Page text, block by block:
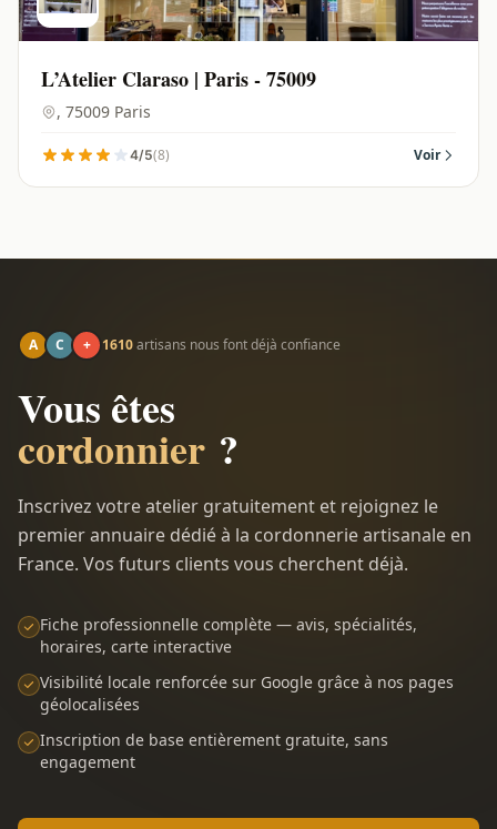
L’Atelier Claraso | Paris - 75009
, 75009 Paris
4/5(8) Voir
A C + 1610artisans nous font déjà confiance
Vous êtes
cordonnier ?
Inscrivez votre atelier gratuitement et rejoignez le
premier annuaire dédié à la cordonnerie artisanale en
France. Vos futurs clients vous cherchent déjà.
Fiche professionnelle complète — avis, spécialités,
horaires, carte interactive
Visibilité locale renforcée sur Google grâce à nos pages
géolocalisées
Inscription de base entièrement gratuite, sans
engagement